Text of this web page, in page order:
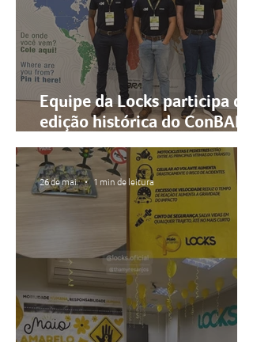
Equipe da Locks participa de
edição histórica do ConBAP e
ICPA em Porto Alegre
26 de mai. 1 min de leitura